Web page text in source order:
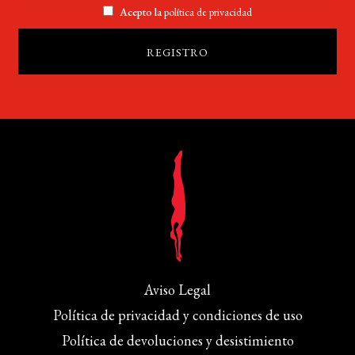
Acepto lapolítica de privacidad
Aviso Legal
Política de privacidad y condiciones de uso
Política de devoluciones y desistimiento